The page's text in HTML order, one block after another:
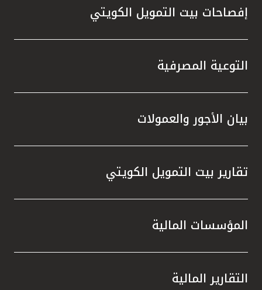
إفصاحات بيت التمويل الكويتي
التوعية المصرفية
بيان الأجور والعمولات
تقارير بيت التمويل الكويتي
المؤسسات المالية
التقارير المالية